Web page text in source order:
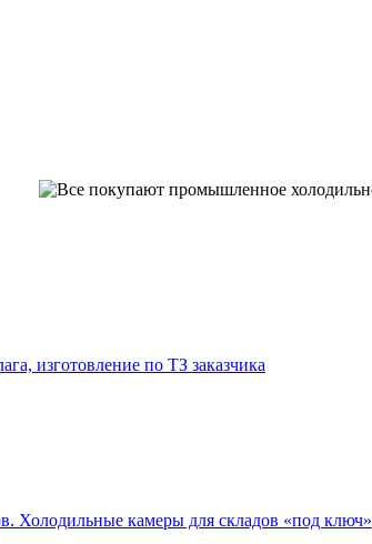
изготовление по ТЗ заказчика
Холодильные камеры для складов «под ключ»